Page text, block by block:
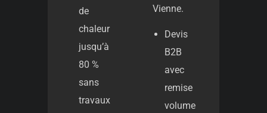
de
chaleur
jusqu’à
80 %
sans
travaux
Vienne.
Devis
B2B
avec
remise
volume